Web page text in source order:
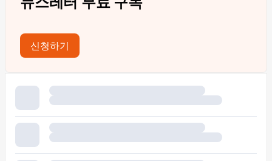
신청하기